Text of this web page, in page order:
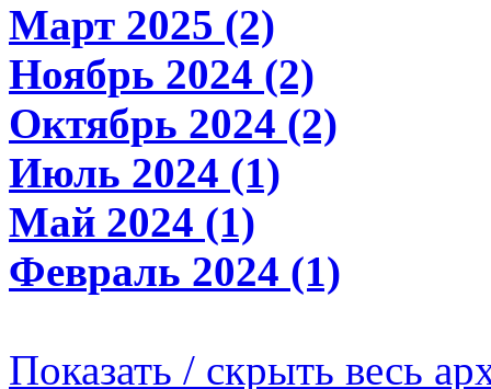
Март 2025 (2)
Ноябрь 2024 (2)
Октябрь 2024 (2)
Июль 2024 (1)
Май 2024 (1)
Февраль 2024 (1)
Показать / скрыть весь